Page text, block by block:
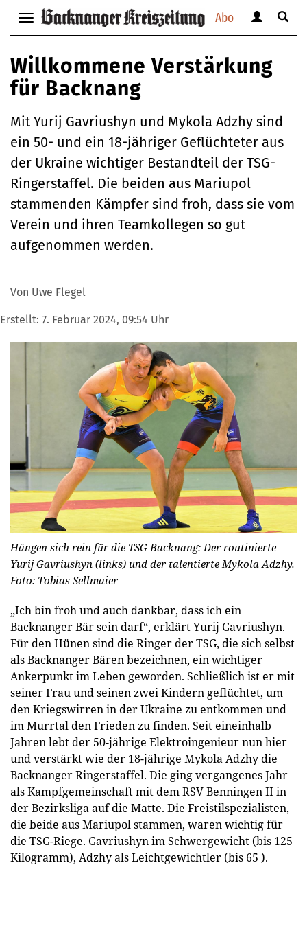
Abo
Navigation
anzeigen
bzw.
verbergen
anzeigen
verbergen
Suche
Willkommene Verstärkung
für Backnang
Mit Yurij Gavriushyn und Mykola Adzhy sind
ein 50- und ein 18-jähriger Geflüchteter aus
der Ukraine wichtiger Bestandteil der TSG-
Ringerstaffel. Die beiden aus Mariupol
stammenden Kämpfer sind froh, dass sie vom
Verein und ihren Teamkollegen so gut
aufgenommen werden.
Von Uwe Flegel
Erstellt: 7. Februar 2024, 09:54 Uhr
Hängen sich rein für die TSG Backnang: Der routinierte
Yurij Gavriushyn (links) und der talentierte Mykola Adzhy.
Foto: Tobias Sellmaier
„Ich bin froh und auch dankbar, dass ich ein
Backnanger Bär sein darf“, erklärt Yurij Gavriushyn.
Für den Hünen sind die Ringer der TSG, die sich selbst
als Backnanger Bären bezeichnen, ein wichtiger
Ankerpunkt im Leben geworden. Schließlich ist er mit
seiner Frau und seinen zwei Kindern geflüchtet, um
den Kriegswirren in der Ukraine zu entkommen und
im Murrtal den Frieden zu finden. Seit eineinhalb
Jahren lebt der 50-jährige Elektroingenieur nun hier
und verstärkt wie der 18-jährige Mykola Adzhy die
Backnanger Ringerstaffel. Die ging vergangenes Jahr
als Kampfgemeinschaft mit dem RSV Benningen II in
der Bezirksliga auf die Matte. Die Freistilspezialisten,
die beide aus Mariupol stammen, waren wichtig für
die TSG-Riege. Gavriushyn im Schwergewicht (bis 125
Kilogramm), Adzhy als Leichtgewichtler (bis 65 ).